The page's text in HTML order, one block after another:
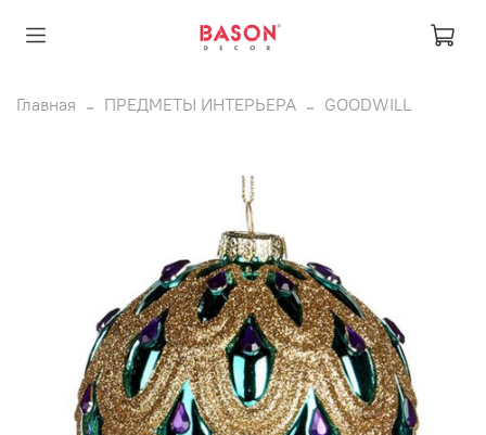
Главная ПРЕДМЕТЫ ИНТЕРЬЕРА GOODWILL